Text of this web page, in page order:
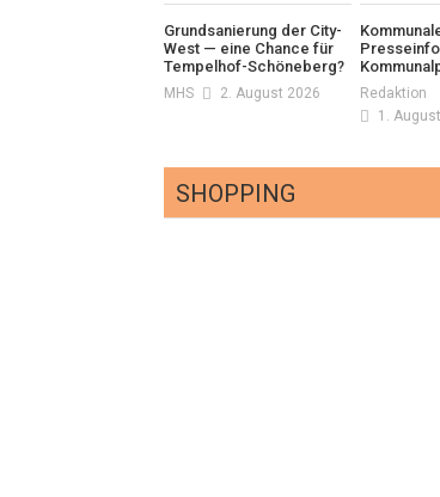
Grundsanierung der City-
West — eine Chance für
Tempelhof-Schöneberg?
MHS 2. August 2026
Redaktion
1.
SHOPPING